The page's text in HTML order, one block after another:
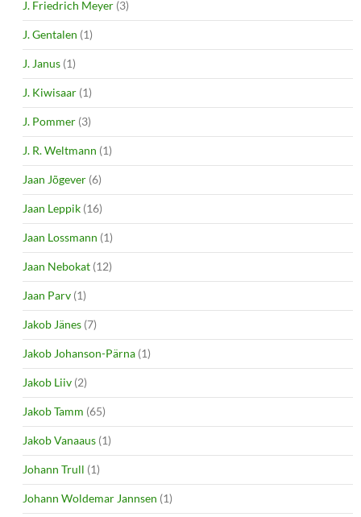
J. Friedrich Meyer (3)
J. Gentalen (1)
J. Janus (1)
J. Kiwisaar (1)
J. Pommer (3)
J. R. Weltmann (1)
Jaan Jõgever (6)
Jaan Leppik (16)
Jaan Lossmann (1)
Jaan Nebokat (12)
Jaan Parv (1)
Jakob Jänes (7)
Jakob Johanson-Pärna (1)
Jakob Liiv (2)
Jakob Tamm (65)
Jakob Vanaaus (1)
Johann Trull (1)
Johann Woldemar Jannsen (1)